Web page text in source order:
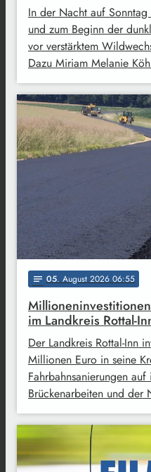
In der Nacht auf
und zum Beginn der
vor verstärktem
Dazu Miriam Melanie
notes 05. August 2026 06:55
im Landkreis Rottal-
Der Landkreis Rottal-Inn
Millionen Euro in seine
Fahrbahnsanierungen
Brückenarbeiten und